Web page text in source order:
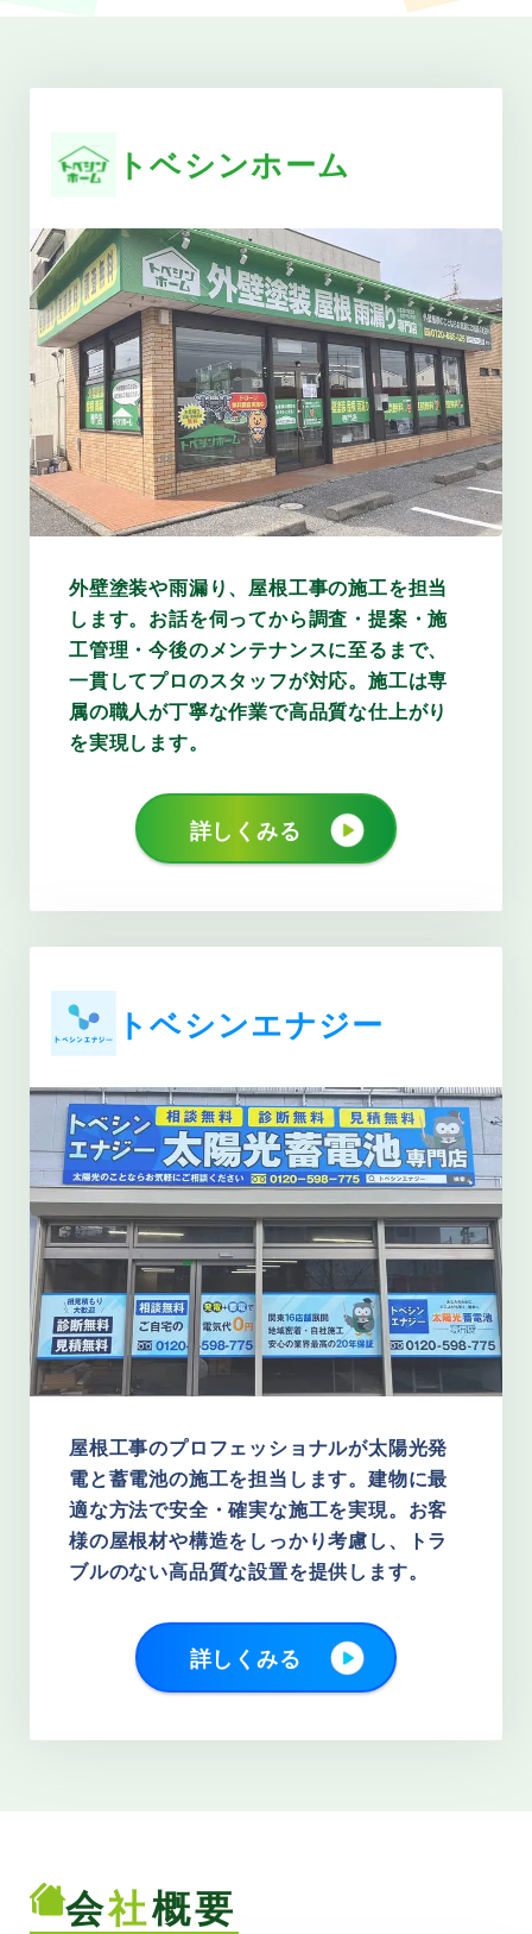
トベシンホーム
外壁塗装や雨漏り、屋根工事の施工を担当
します。お話を伺ってから調査・提案・施
工管理・今後のメンテナンスに至るまで、
一貫してプロのスタッフが対応。施工は専
属の職人が丁寧な作業で高品質な仕上がり
を実現します。
詳しくみる
トベシンエナジー
屋根工事のプロフェッショナルが太陽光発
電と蓄電池の施工を担当します。建物に最
適な方法で安全・確実な施工を実現。お客
様の屋根材や構造をしっかり考慮し、トラ
ブルのない高品質な設置を提供します。
詳しくみる
会社概要